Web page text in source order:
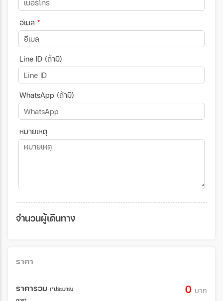
อีเมล *
Line ID (ถ้ามี)
WhatsApp (ถ้ามี)
หมายเหตุ
จำนวนผู้เดินทาง
ราคา
ราคารวม (*ประมาณ
0 บาท